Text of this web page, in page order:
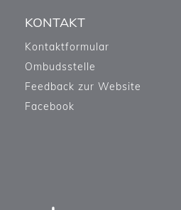
KONTAKT
Kontaktformular
Ombudsstelle
Feedback zur Website
Facebook